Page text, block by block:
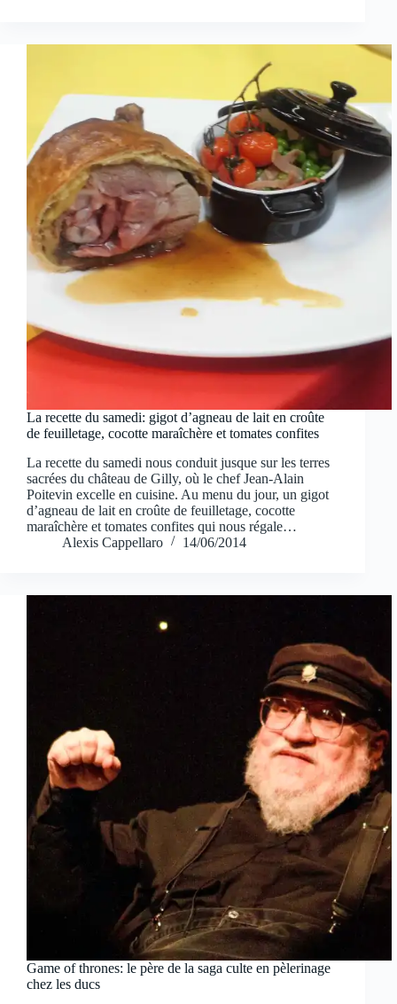
La recette du samedi: gigot d’agneau de lait en croûte
de feuilletage, cocotte maraîchère et tomates confites
La recette du samedi nous conduit jusque sur les terres
sacrées du château de Gilly, où le chef Jean-Alain
Poitevin excelle en cuisine. Au menu du jour, un gigot
d’agneau de lait en croûte de feuilletage, cocotte
maraîchère et tomates confites qui nous régale…
Alexis Cappellaro
14/06/2014
Game of thrones: le père de la saga culte en pèlerinage
chez les ducs